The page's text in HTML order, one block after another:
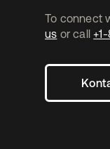
To connect
us or call